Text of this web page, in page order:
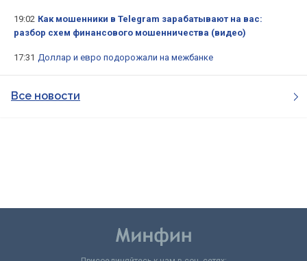
19:02 Как мошенники в Telegram зарабатывают на вас:
разбор схем финансового мошенничества (видео)
17:31 Доллар и евро подорожали на межбанке
Все новости